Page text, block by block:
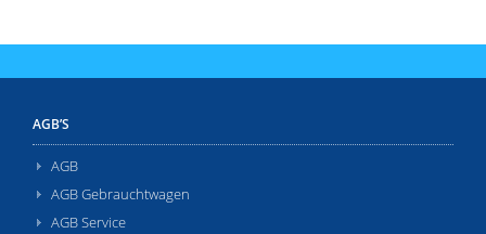
AGB’S
AGB
AGB Gebrauchtwagen
AGB Service